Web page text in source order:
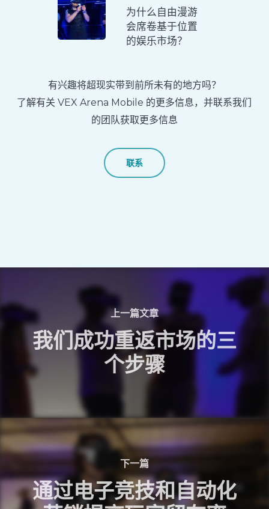
为什么自由漫游
会席卷基于位置
的娱乐市场？
有兴趣将超现实带到前所未有的地方吗？
了解有关 VEX Arena Mobile 的更多信息，并联系我们
的团队获取更多信息
联系
上一篇文章
我们成功重返市场的三
个步骤
下一篇
通过电子竞技和自动化